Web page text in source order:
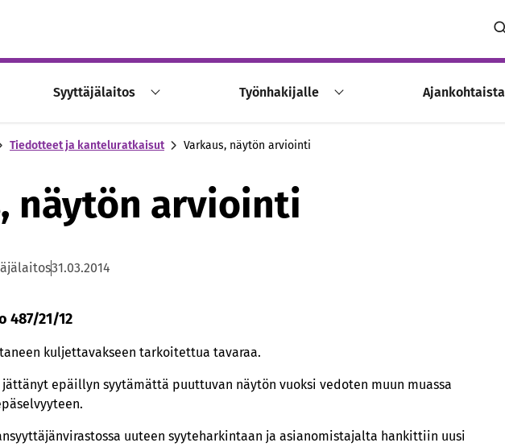
Syyttäjälaitos Työnhakijalle Ajankohtaista
Tiedotteet ja kanteluratkaisut Varkaus, näytön arviointi
näytön arviointi
31.03.2014
487/21/12
kuljettavakseen tarkoitettua tavaraa.
epäillyn syytämättä puuttuvan näytön vuoksi vedoten muun muassa
uuteen syyteharkintaan ja asianomistajalta hankittiin uusi